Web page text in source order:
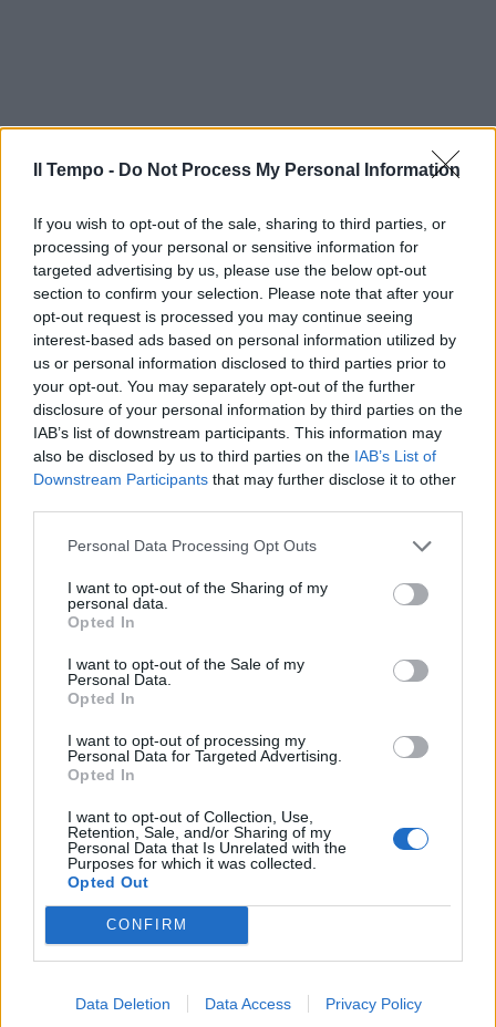
Il Tempo - Do Not Process My Personal Information
If you wish to opt-out of the sale, sharing to third parties, or
processing of your personal or sensitive information for
targeted advertising by us, please use the below opt-out
section to confirm your selection. Please note that after your
opt-out request is processed you may continue seeing
interest-based ads based on personal information utilized by
us or personal information disclosed to third parties prior to
your opt-out. You may separately opt-out of the further
disclosure of your personal information by third parties on the
IAB’s list of downstream participants. This information may
also be disclosed by us to third parties on the IAB’s List of
Downstream Participants that may further disclose it to other
Personal Data Processing Opt Outs
I want to opt-out of the Sharing of my
personal data.
Opted In
I want to opt-out of the Sale of my
Personal Data.
Opted In
I want to opt-out of processing my
Personal Data for Targeted Advertising.
Opted In
I want to opt-out of Collection, Use,
Retention, Sale, and/or Sharing of my
Personal Data that Is Unrelated with the
Purposes for which it was collected.
Opted Out
CONFIRM
Data Deletion Data Access Privacy Policy